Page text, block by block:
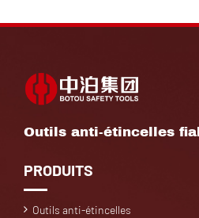
Outils anti-étincelles
PRODUITS
Outils anti-étincelles